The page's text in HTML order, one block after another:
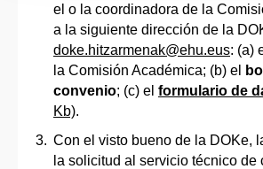
el o la coordinadora de la
a la siguiente dirección de la
doke.hitzarmenak@ehu.eus: (a)
la Comisión Académica; (b) el
convenio; (c) el formulario de
Kb).
Con el visto bueno de la DOKe,
la solicitud al servicio técnico de